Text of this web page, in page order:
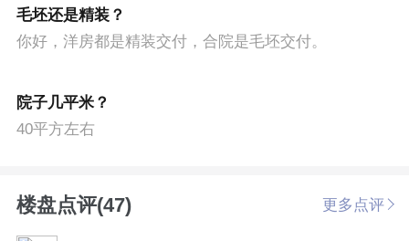
毛坯还是精装？
你好，洋房都是精装交付，合院是毛坯交付。
院子几平米？
40平方左右
楼盘点评(47) 更多点评